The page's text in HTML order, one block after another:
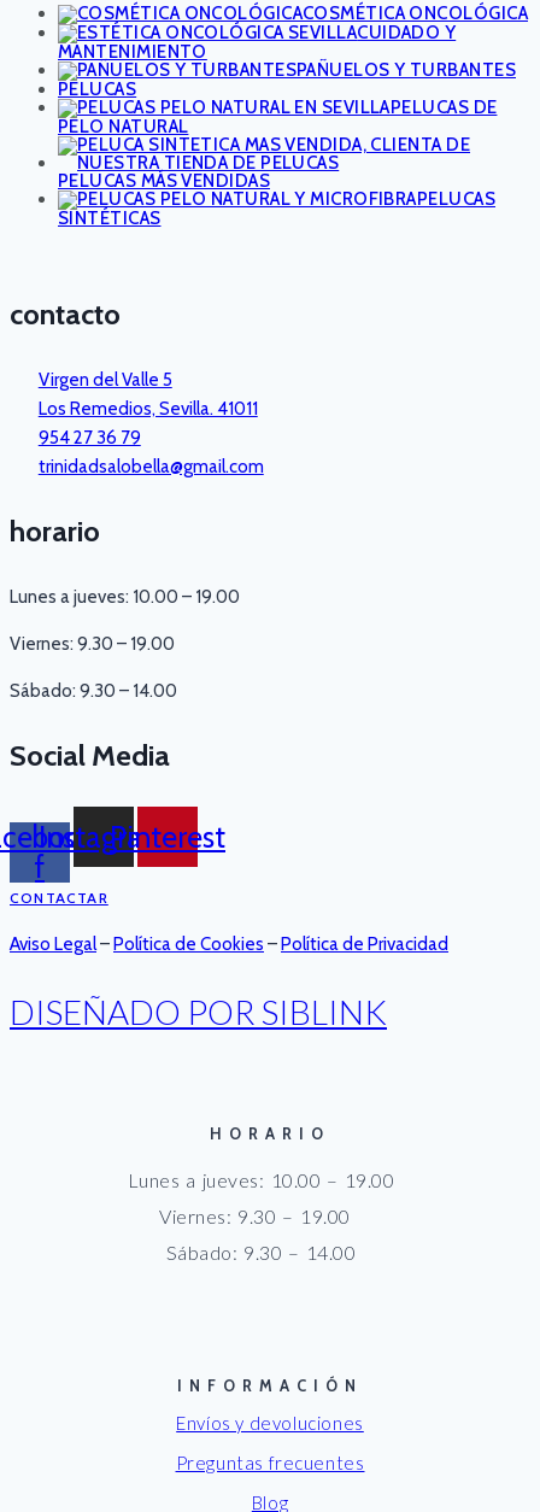
COSMÉTICA ONCOLÓGICA
CUIDADO Y
MANTENIMIENTO
PAÑUELOS Y TURBANTES
PELUCAS
PELUCAS DE
PELO NATURAL
PELUCAS MÁS VENDIDAS
PELUCAS
SINTÉTICAS
contacto
Virgen del Valle 5
Los Remedios, Sevilla. 41011
954 27 36 79
trinidadsalobella@gmail.com
horario
Lunes a jueves: 10.00 – 19.00
Viernes: 9.30 – 19.00
Sábado: 9.30 – 14.00
Social Media
f
InstagramPinterest
CONTACTAR
Aviso Legal–Política de Cookies –Política de Privacidad
DISEÑADO POR SIBLINK
HORARIO
Lunes a jueves: 10.00 – 19.00
Viernes: 9.30 – 19.00
Sábado: 9.30 – 14.00
INFORMACIÓN
Envíos y devoluciones
Preguntas frecuentes
Blog